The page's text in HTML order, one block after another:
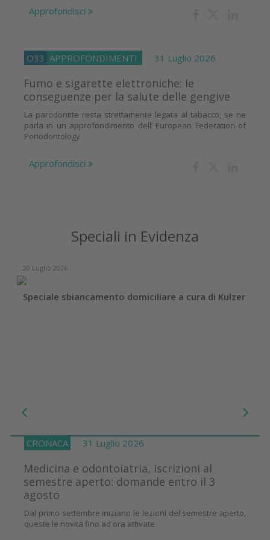
Approfondisci
O33 APPROFONDIMENTI 31 Luglio 2026
Fumo e sigarette elettroniche: le
conseguenze per la salute delle gengive
La parodontite resta strettamente legata al tabacco, se ne
parla in un approfondimento dell’ European Federation of
Periodontology
Approfondisci
Speciali in Evidenza
20 Luglio 2026
Speciale sbiancamento domiciliare a cura di Kulzer
CRONACA 31 Luglio 2026
Medicina e odontoiatria, iscrizioni al
semestre aperto: domande entro il 3
agosto
Dal primo settembre iniziano le lezioni del semestre aperto,
queste le novità fino ad ora attivate